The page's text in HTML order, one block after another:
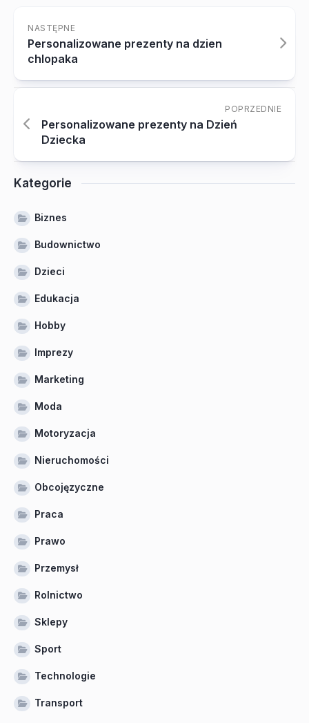
NASTĘPNE
Personalizowane prezenty na dzien
chlopaka
POPRZEDNIE
Personalizowane prezenty na Dzień
Dziecka
Kategorie
Biznes
Budownictwo
Dzieci
Edukacja
Hobby
Imprezy
Marketing
Moda
Motoryzacja
Nieruchomości
Obcojęzyczne
Praca
Prawo
Przemysł
Rolnictwo
Sklepy
Sport
Technologie
Transport